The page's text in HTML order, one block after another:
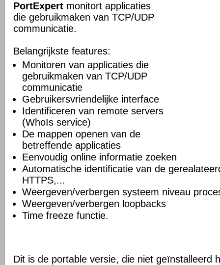
PortExpert monitort applicaties
die gebruikmaken van TCP/UDP
communicatie.
Belangrijkste features:
Monitoren van applicaties die
gebruikmaken van TCP/UDP
communicatie
Gebruikersvriendelijke interface
Identificeren van remote servers
(WhoIs service)
De mappen openen van de
betreffende applicaties
Eenvoudig online informatie zoeken
Automatische identificatie van de
HTTPS,...
Weergeven/verbergen systeem niveau
Weergeven/verbergen loopbacks
Time freeze functie.
Dit is de portable versie, die niet geïnstalleerd